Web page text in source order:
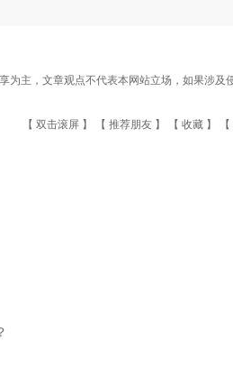
主，文章观点不代表本网站立场，如果涉
【 双击滚屏 】 【 推荐朋友 】 【 收藏 】 【